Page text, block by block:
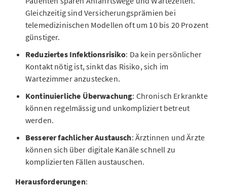
Gleichzeitig sind Versicherungsprämien bei
telemedizinischen Modellen oft um 10 bis 20 Prozent
günstiger.
Reduziertes Infektionsrisiko: Da kein persönlicher
Kontakt nötig ist, sinkt das Risiko, sich im
Wartezimmer anzustecken.
Kontinuierliche Überwachung: Chronisch Erkrankte
können regelmässig und unkompliziert betreut
werden.
Besserer fachlicher Austausch: Ärztinnen und Ärzte
können sich über digitale Kanäle schnell zu
komplizierten Fällen austauschen.
Herausforderungen: